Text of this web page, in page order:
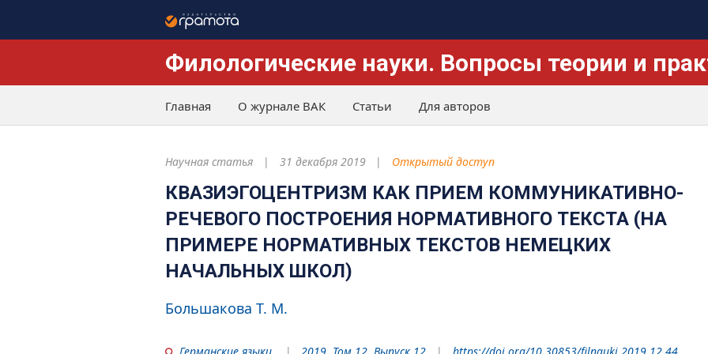
Филологические науки. Вопросы теории и
Главная О журнале ВАК Статьи Для авторов
Научная статья 31 декабря 2019 Открытый доступ
КВАЗИЭГОЦЕНТРИЗМ КАК ПРИЕМ КОММУНИКАТИВНО-
РЕЧЕВОГО ПОСТРОЕНИЯ НОРМАТИВНОГО ТЕКСТА (НА
ПРИМЕРЕ НОРМАТИВНЫХ ТЕКСТОВ НЕМЕЦКИХ
НАЧАЛЬНЫХ ШКОЛ)
Большакова Т. М.